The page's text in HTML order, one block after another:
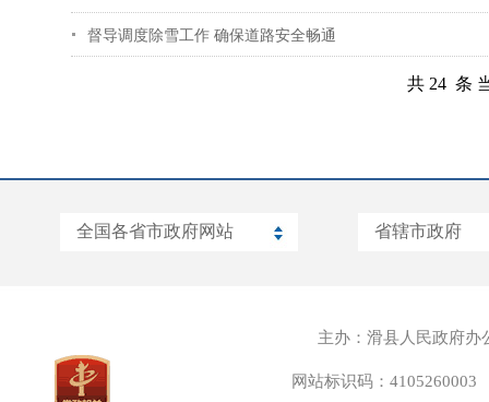
督导调度除雪工作 确保道路安全畅通
共 24 条
主办：滑县人民政府办
网站标识码：4105260003